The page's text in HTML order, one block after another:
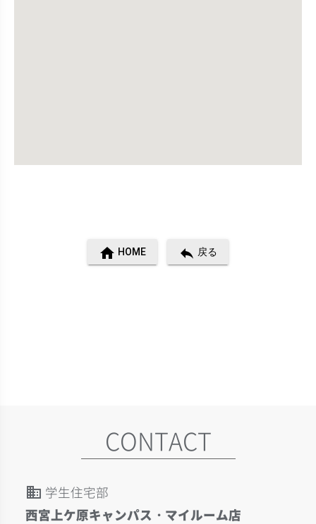
home HOME reply 戻る
CONTACT
domain 学生住宅部
西宮上ケ原キャンパス・マイルーム店